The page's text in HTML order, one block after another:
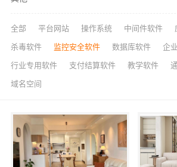
全部 平台网站 操作系统 中间件软件
杀毒软件 监控安全软件 数据库软件 企
行业专用软件 支付结算软件 教学软件
域名空间